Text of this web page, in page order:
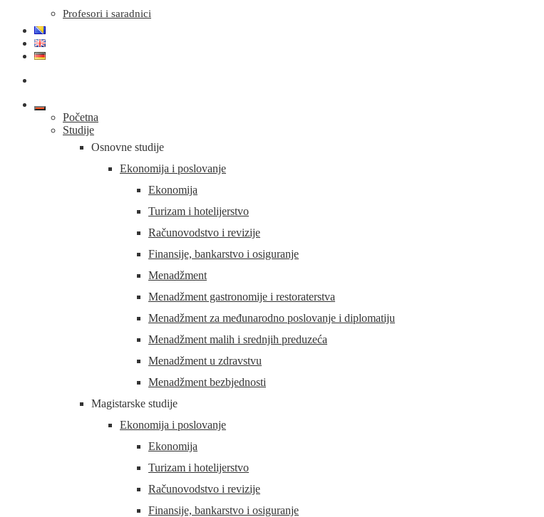
Profesori i saradnici
Početna
Studije
Osnovne studije
Ekonomija i poslovanje
Ekonomija
Turizam i hotelijerstvo
Računovodstvo i revizije
Finansije, bankarstvo i osiguranje
Menadžment
Menadžment gastronomije i restoraterstva
Menadžment za međunarodno poslovanje i diplomatiju
Menadžment malih i srednjih preduzeća
Menadžment u zdravstvu
Menadžment bezbjednosti
Magistarske studije
Ekonomija i poslovanje
Ekonomija
Turizam i hotelijerstvo
Računovodstvo i revizije
Finansije, bankarstvo i osiguranje